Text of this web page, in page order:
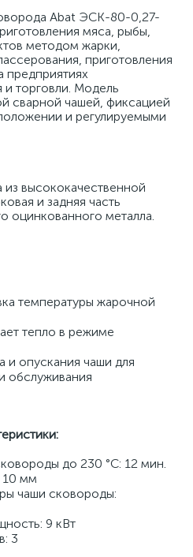
Abat ЭСК-80-0,27-
мяса, рыбы,
методом жарки,
приготовления
предприятиях
торговли. Модель
сварной чашей, фиксацией
и регулируемыми
высококачественной
и задняя часть
оцинкованного металла.
температуры жарочной
тепло в режиме
опускания чаши для
обслуживания
до 230 °C: 12 мин.
10 мм
чаши сковороды:
9 кВт
3